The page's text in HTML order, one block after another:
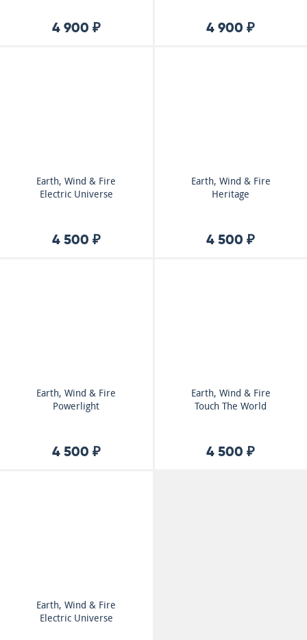
4 900 ₽ 4 900 ₽
Earth, Wind & Fire
Electric Universe
4 500 ₽
Earth, Wind & Fire
Heritage
4 500 ₽
Earth, Wind & Fire
Powerlight
4 500 ₽
Earth, Wind & Fire
Touch The World
4 500 ₽
Earth, Wind & Fire
Electric Universe